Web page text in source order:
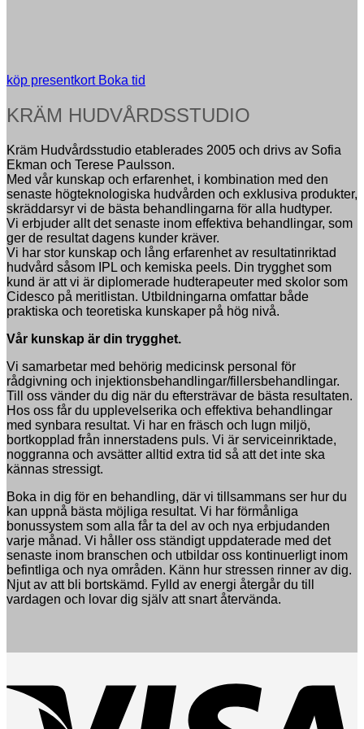
köp presentkort Boka tid
KRÄM HUDVÅRDSSTUDIO
Kräm Hudvårdsstudio etablerades 2005 och drivs av Sofia
Ekman och Terese Paulsson.
Med vår kunskap och erfarenhet, i kombination med den
senaste högteknologiska hudvården och exklusiva produkter,
skräddarsyr vi de bästa behandlingarna för alla hudtyper.
Vi erbjuder allt det senaste inom effektiva behandlingar, som
ger de resultat dagens kunder kräver.
Vi har stor kunskap och lång erfarenhet av resultatinriktad
hudvård såsom IPL och kemiska peels. Din trygghet som
kund är att vi är diplomerade hudterapeuter med skolor som
Cidesco på meritlistan. Utbildningarna omfattar både
praktiska och teoretiska kunskaper på hög nivå.
Vår kunskap är din trygghet.
Vi samarbetar med behörig medicinsk personal för
rådgivning och injektionsbehandlingar/fillersbehandlingar.
Till oss vänder du dig när du eftersträvar de bästa resultaten.
Hos oss får du upplevelserika och effektiva behandlingar
med synbara resultat. Vi har en fräsch och lugn miljö,
bortkopplad från innerstadens puls. Vi är serviceinriktade,
noggranna och avsätter alltid extra tid så att det inte ska
kännas stressigt.
Boka in dig för en behandling, där vi tillsammans ser hur du
kan uppnå bästa möjliga resultat. Vi har förmånliga
bonussystem som alla får ta del av och nya erbjudanden
varje månad. Vi håller oss ständigt uppdaterade med det
senaste inom branschen och utbildar oss kontinuerligt inom
befintliga och nya områden. Känn hur stressen rinner av dig.
Njut av att bli bortskämd. Fylld av energi återgår du till
vardagen och lovar dig själv att snart återvända.